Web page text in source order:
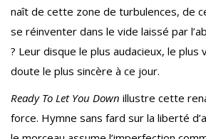
naît de cette zone de turbulences, de
se réinventer dans le vide laissé par
? Leur disque le plus audacieux, le plus
doute le plus sincère à ce jour.
Ready To Let You Down illustre cette
force. Hymne sans fard sur la liberté